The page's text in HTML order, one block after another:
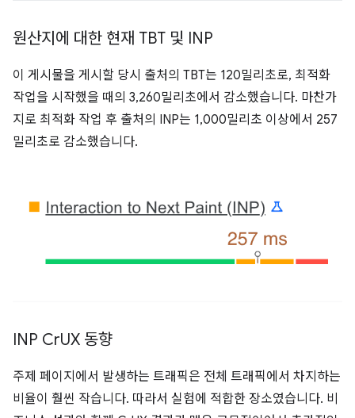
원산지에 대한 현재 TBT 및 INP
이 게시물을 게시할 당시 출처의 TBT는 120밀리초로, 최적화
작업을 시작했을 때의 3,260밀리초에서 감소했습니다. 마찬가
지로 최적화 작업 후 출처의 INP는 1,000밀리초 이상에서 257
밀리초로 감소했습니다.
INP CrUX 동향
주제 페이지에서 발생하는 트래픽은 전체 트래픽에서 차지하는
비율이 훨씬 작습니다. 따라서 실험에 적합한 장소였습니다. 비